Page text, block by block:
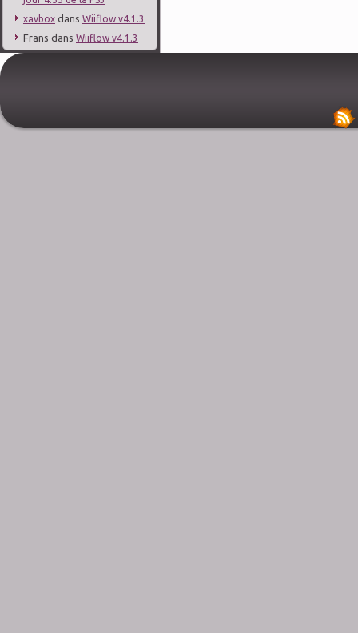
xavbox dans Wiiflow v4.1.3
Frans dans Wiiflow v4.1.3